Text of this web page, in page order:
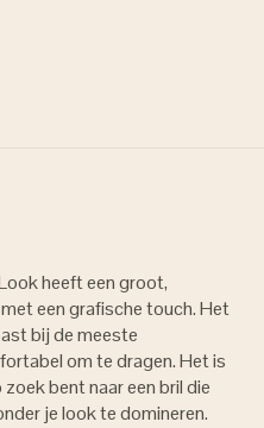
heeft een groot,
een grafische touch. Het
bij de meeste
om te dragen. Het is
bent naar een bril die
je look te domineren.